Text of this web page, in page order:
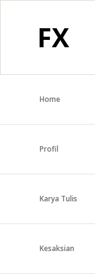
FX
Home
Profil
Karya Tulis
Kesaksian